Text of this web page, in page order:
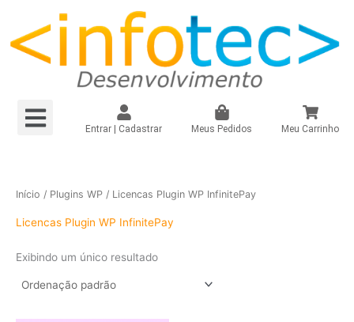
conteúdo
Menu
Entrar | Cadastrar Meus Pedidos Meu Carrinho
Início / Plugins WP / Licencas Plugin WP InfinitePay
Licencas Plugin WP InfinitePay
Exibindo um único resultado